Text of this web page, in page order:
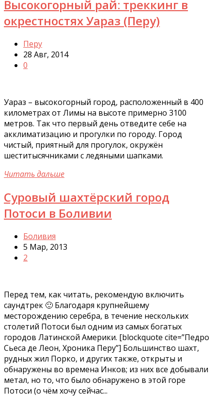
Высокогорный рай: треккинг в
окрестностях Уараз (Перу)
Перу
28 Авг, 2014
0
Уараз – высокогорный город, расположенный в 400
километрах от Лимы на высоте примерно 3100
метров. Так что первый день отведите себе на
акклиматизацию и прогулки по городу. Город
чистый, приятный для прогулок, окружён
шеститысячниками с ледяными шапками.
Читать дальше
Суровый шахтёрский город
Потоси в Боливии
Боливия
5 Мар, 2013
2
Перед тем, как читать, рекомендую включить
саундтрек 🙂 Благодаря крупнейшему
месторождению серебра, в течение нескольких
столетий Потоси был одним из самых богатых
городов Латинской Америки. [blockquote cite=”Педро
Сьеса де Леон, Хроника Перу”] Большинство шахт,
рудных жил Порко, и других также, открыты и
обнаружены во времена Инков; из них все добывали
метал, но то, что было обнаружено в этой горе
Потоси (о чём хочу сейчас...